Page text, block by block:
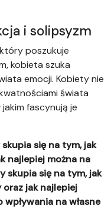
i solipsyzm
poszukuje
kobieta szuka
emocji. Kobiety nie
świata
fascynują je
się na tym, jak
najlepiej można na
skupia się na tym, jak
jak najlepiej
na własne